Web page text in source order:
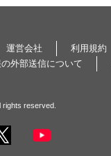
運営会社 利用規約
外部送信について
rights reserved.